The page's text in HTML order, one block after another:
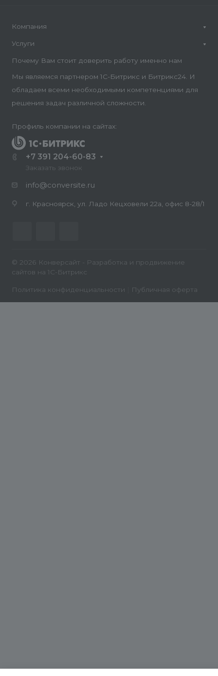
Компания
Услуги
Почему Вам стоит доверить работу именно нам
Мы являемся партнером 1С-Битрикс и Битрикс24. И
обладаем всеми необходимыми компетенциями для
решения задач различной сложности.
Профиль компании на сайтах:
+7 391 204-60-83
Заказать звонок
info@conversite.ru
г. Красноярск, ул. Ладо Кецховели 22а, офис 8-28/1
© 2026 Конверсайт - Разработка и продвижение
сайтов на 1С-Битрикс
Политика конфиденциальности Публичная оферта